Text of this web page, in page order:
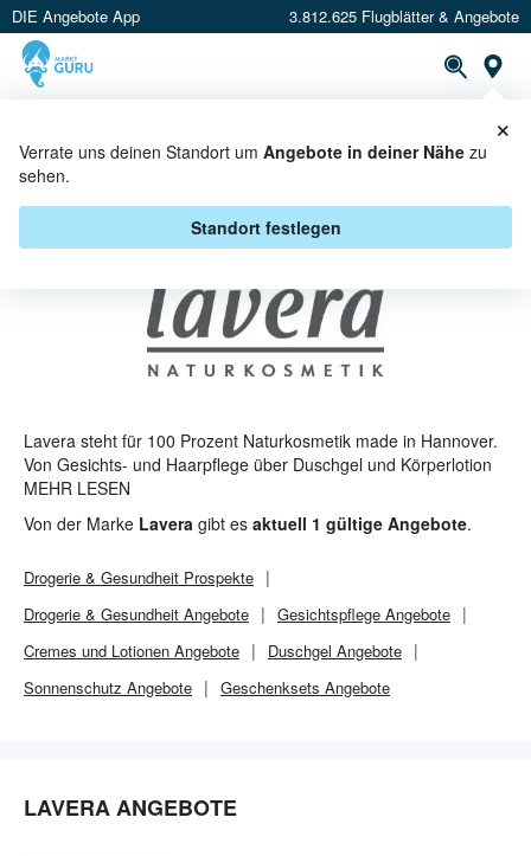
DIE Angebote App 3.812.625 Flugblätter & Angebote
Verrate uns deinen Standort um Angebote in deiner Nähe zu
sehen.
Standort festlegen
×
LAVERA ANGEBOTE & AKTIONEN
Lavera steht für 100 Prozent Naturkosmetik made in Hannover.
Von Gesichts- und Haarpflege über Duschgel und Körperlotion
bis hin zu Make-up und Babypflege vertreibt das 1987
gegründete Unternehmen Produkte, die aus natürlichen
Extrakten hergestellt sind.
MEHR LESEN
Von der Marke Lavera gibt es aktuell 1 gültige Angebote.
Drogerie & Gesundheit Prospekte
Drogerie & Gesundheit Angebote
Gesichtspflege Angebote
Cremes und Lotionen Angebote
Duschgel Angebote
Sonnenschutz Angebote
Geschenksets Angebote
LAVERA ANGEBOTE